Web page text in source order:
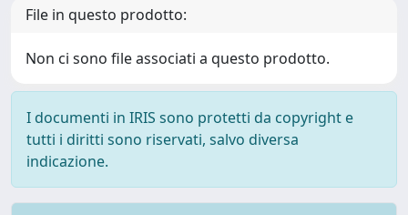
File in questo prodotto:
Non ci sono file associati a questo prodotto.
I documenti in IRIS sono protetti da copyright e
tutti i diritti sono riservati, salvo diversa
indicazione.